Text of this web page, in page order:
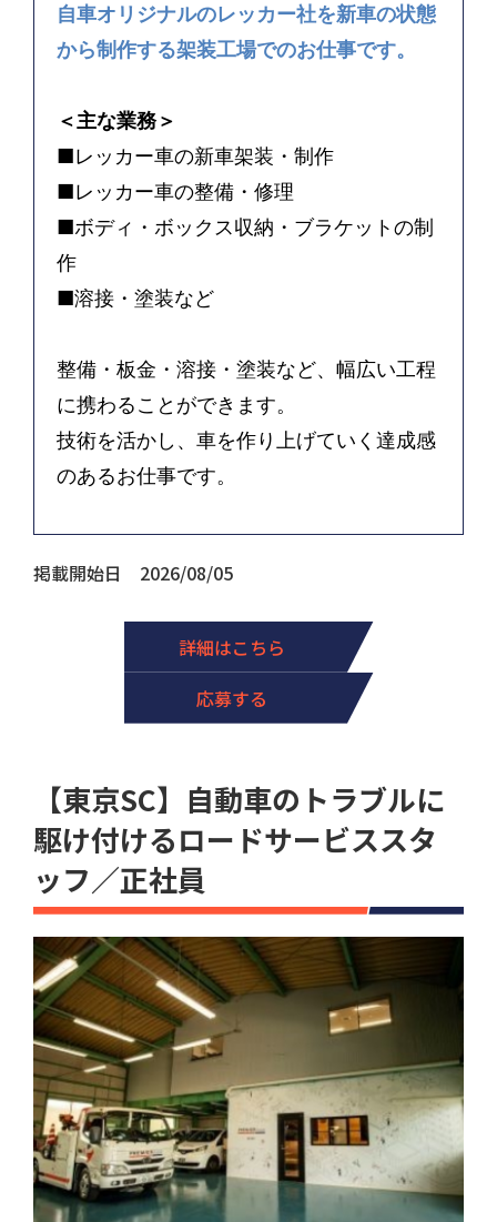
自車オリジナルのレッカー社を新車の状態
から制作する架装工場でのお仕事です。
＜主な業務＞
■レッカー車の新車架装・制作
■レッカー車の整備・修理
■ボディ・ボックス収納・ブラケットの制
作
■溶接・塗装など
整備・板金・溶接・塗装など、幅広い工程
に携わることができます。
技術を活かし、車を作り上げていく達成感
のあるお仕事です。
掲載開始日 2026/08/05
詳細はこちら
応募する
【東京SC】自動車のトラブルに
駆け付けるロードサービススタ
ッフ／正社員